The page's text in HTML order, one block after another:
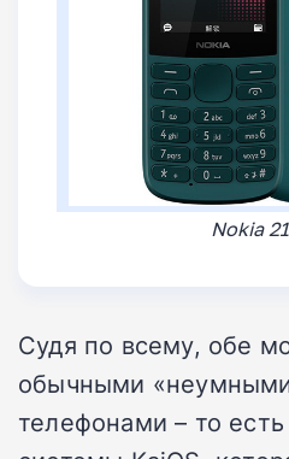
Nokia
Судя по всему, обе
обычными
телефонами – то